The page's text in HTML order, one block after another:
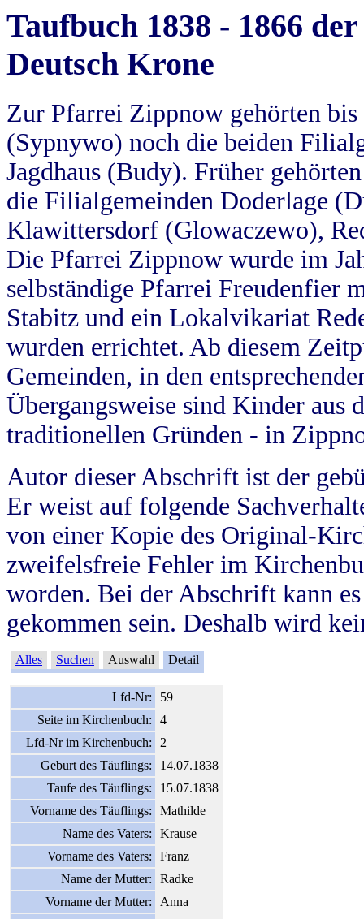
Taufbuch 1838 - 1866
Deutsch Krone
Zur Pfarrei Zippnow gehörten
(Sypnywo) noch die beiden
Jagdhaus (Budy). Früher
die Filialgemeinden Doderlage
Klawittersdorf (Glowaczewo),
Die Pfarrei Zippnow wurde im
selbständige Pfarrei Freudenfier
Stabitz und ein Lokalvikariat
wurden errichtet. Ab diesem
Gemeinden, in den
Übergangsweise sind Kinder aus
traditionellen Gründen - in
Autor dieser Abschrift ist der
Er weist auf folgende
von einer Kopie des Original-
zweifelsfreie Fehler im
worden. Bei der Abschrift kann
gekommen sein. Deshalb wird
Alles Suchen Auswahl Detail
Lfd-Nr:
59
Seite im Kirchenbuch:
4
Lfd-Nr im Kirchenbuch:
2
Geburt des Täuflings:
14.07.1838
Taufe des Täuflings:
15.07.1838
Vorname des Täuflings:
Mathilde
Name des Vaters:
Krause
Vorname des Vaters:
Franz
Name der Mutter:
Radke
Vorname der Mutter:
Anna